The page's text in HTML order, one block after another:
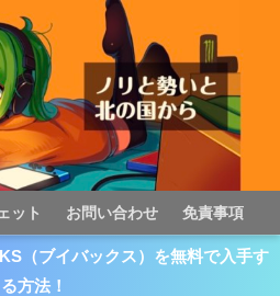
ット お問い合わせ 免責事項
（ブイバックス）を無料で入手す
る方法！